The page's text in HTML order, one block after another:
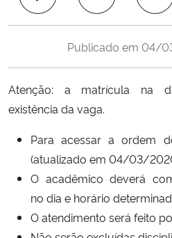
Ministério da Educação
Ministério da Cidadania
Ministério de Minas e Energia
Ministério da Ciência, Tecnologia,
Ministério do Meio Ambiente
Publicado em 04/
Atenção: a matrícula na
existência da vaga.
Para acessar a ordem
(atualizado em 04/03/
O acadêmico deverá
no dia e horário
O atendimento será feito